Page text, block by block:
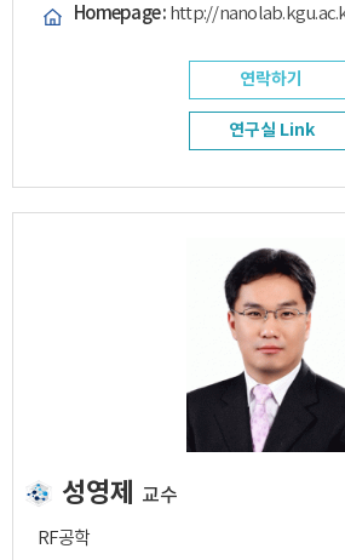
Homepage : http://
연락하기
연구실 Link
성영제 교수
RF공학